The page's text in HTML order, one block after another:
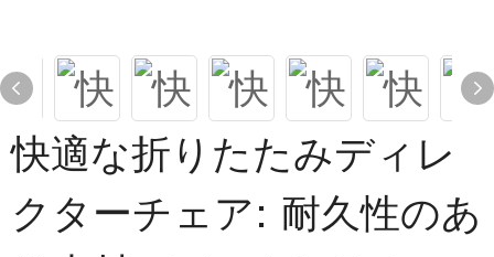
快適な折りたたみディレ
クターチェア: 耐久性のあ